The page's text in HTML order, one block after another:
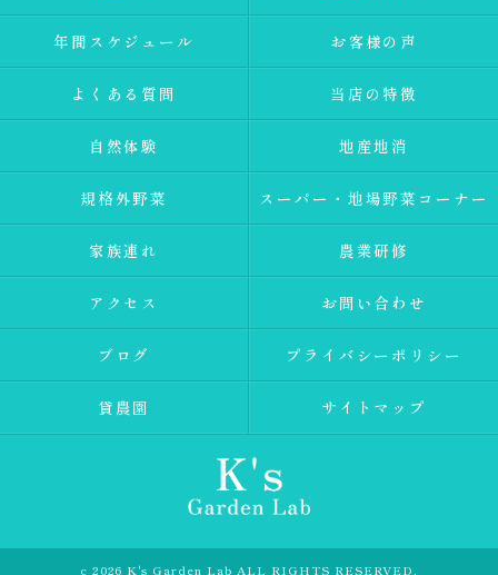
年間スケジュール お客様の声
よくある質問 当店の特徴
自然体験 地産地消
規格外野菜 スーパー・地場野菜コーナー
家族連れ 農業研修
アクセス お問い合わせ
ブログ プライバシーポリシー
貸農園 サイトマップ
c 2026 K's Garden Lab ALL RIGHTS RESERVED.